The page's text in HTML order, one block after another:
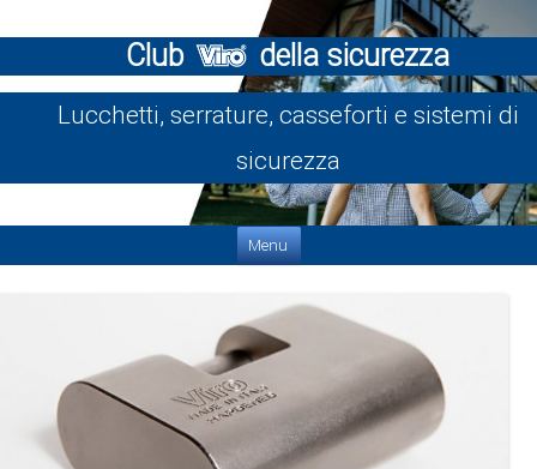
Club della sicurezza
Lucchetti, serrature, casseforti e sistemi di
sicurezza
Menu